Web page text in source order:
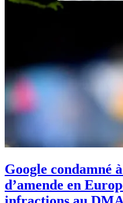
Google condamné
d’amende en